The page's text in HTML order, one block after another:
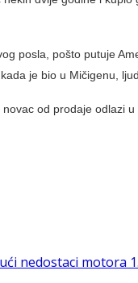
posla, pošto putuje
je bio u Mičigenu,
od prodaje odlazi
nedostaci motora